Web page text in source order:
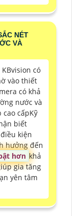
NÉT
VÀ
KBvision có
vào thiết
có khả
nước và
cấpKỹ
biết
kiện
hưởng đến
hơn khả
gia tăng
yên tâm